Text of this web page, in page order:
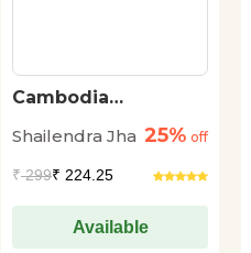
Cambodia
Shailendra Jha 25% off
₹299₹ 224.25
Available